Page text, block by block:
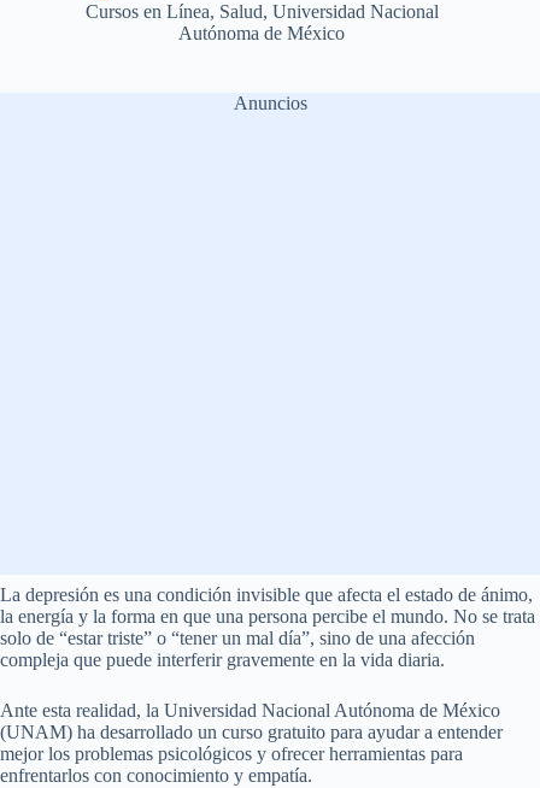
Cursos en Línea, Salud, Universidad Nacional
Autónoma de México
Anuncios
La depresión es una condición invisible que afecta el estado de ánimo,
la energía y la forma en que una persona percibe el mundo. No se trata
solo de “estar triste” o “tener un mal día”, sino de una afección
compleja que puede interferir gravemente en la vida diaria.
Ante esta realidad, la Universidad Nacional Autónoma de México
(UNAM) ha desarrollado un curso gratuito para ayudar a entender
mejor los problemas psicológicos y ofrecer herramientas para
enfrentarlos con conocimiento y empatía.